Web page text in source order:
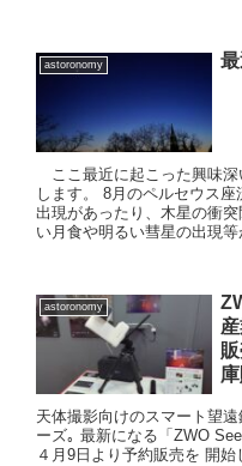
astoronomy
ここ最近に起こった興味深
します。 8月のペルセウス
出現があったり、木星の衝
い月食や明るい彗星の出現等
astoronomy
天体撮影向けのスマート望
ーズ｡ 最新になる「ZWO
４月9日より予約販売を 開